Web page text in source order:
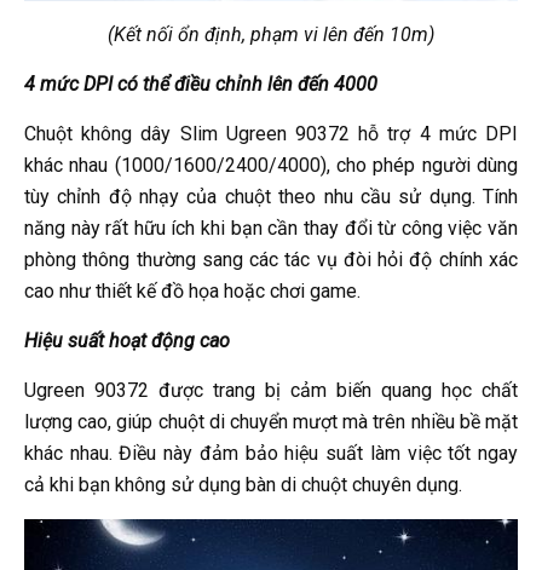
(Kết nối ổn định, phạm vi lên đến 10m)
4 mức DPI có thể điều chỉnh lên đến 4000
Chuột không dây Slim Ugreen 90372 hỗ trợ 4 mức DPI
khác nhau (1000/1600/2400/4000), cho phép người dùng
tùy chỉnh độ nhạy của chuột theo nhu cầu sử dụng. Tính
năng này rất hữu ích khi bạn cần thay đổi từ công việc văn
phòng thông thường sang các tác vụ đòi hỏi độ chính xác
cao như thiết kế đồ họa hoặc chơi game.
Hiệu suất hoạt động cao
Ugreen 90372 được trang bị cảm biến quang học chất
lượng cao, giúp chuột di chuyển mượt mà trên nhiều bề mặt
khác nhau. Điều này đảm bảo hiệu suất làm việc tốt ngay
cả khi bạn không sử dụng bàn di chuột chuyên dụng.